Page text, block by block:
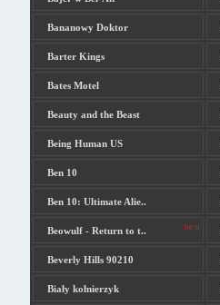
Bananowy Doktor
Barter Kings
Bates Motel
Beauty and the Beast
Being Human US
Ben 10
Ben 10: Ultimate Alie..
Beowulf - Return to t..
Beverly Hills 90210
Biały kołnierzyk